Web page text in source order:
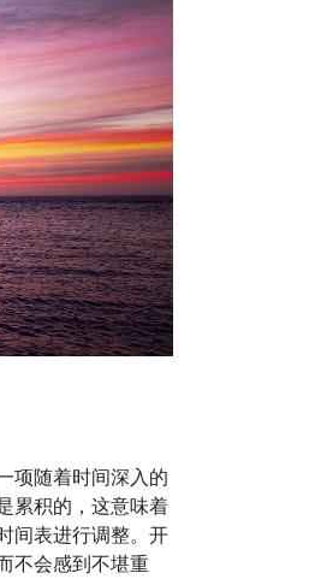
项随着时间深入的
累积的，这意味着
间表进行调整。开
不会感到不堪重